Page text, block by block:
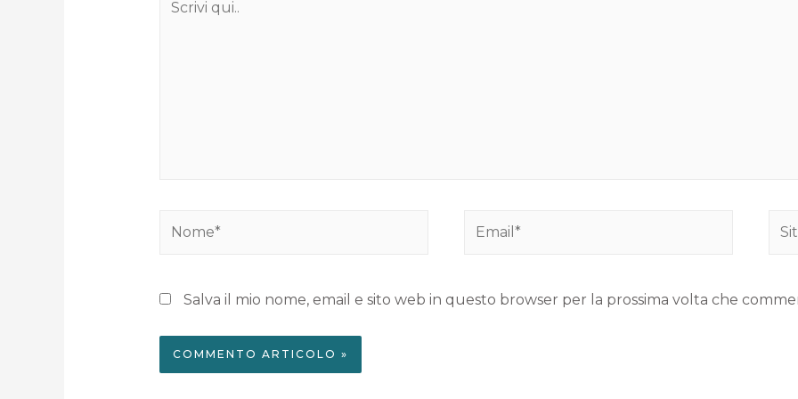
Salva il mio nome, email e sito web in questo browser per la prossima volta che